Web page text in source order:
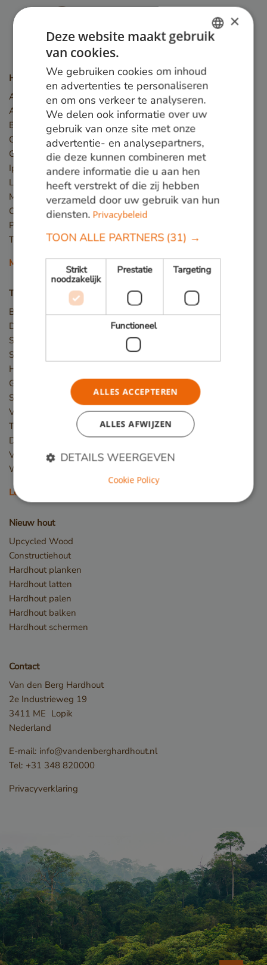
Houtsoorten
Angelim Vermelho
Azobé
Basralocus
Cumaru
Guariuba
Ipé
Louro preto
Massaranduba
Okan
Piquia
Tali
Meer houtsoorten
Toepassingen
Bruggen
Damwand / Beschoeiing
Straatmeubilair
Speeltoestellen
Hekwerk
Gevelbekleding
Steigers
Vlonder
Terras
Dakterras
Veranda
Winkelvloer en showroom
Lees meer
Nieuw hout
Upcycled Wood
Constructiehout
Hardhout planken
Hardhout latten
Hardhout palen
Hardhout balken
Hardhout schermen
Contact
Van den Berg Hardhout
2e Industrieweg 19
3411 ME Lopik
Nederland
E-mail: info@vandenberghardhout.nl
Tel: +31 348 820000
Privacyverklaring
GERMAN
ENGLISH
×
Deze website maakt gebruik
van cookies.
We gebruiken cookies om inhoud
en advertenties te personaliseren
en om ons verkeer te analyseren.
We delen ook informatie over uw
gebruik van onze site met onze
advertentie- en analysepartners,
die deze kunnen combineren met
andere informatie die u aan hen
heeft verstrekt of die zij hebben
verzameld door uw gebruik van hun
diensten. Privacybeleid
TOON ALLE PARTNERS (31) →
Strikt
noodzakelijk
Prestatie Targeting
Functioneel
ALLES ACCEPTEREN
ALLES AFWIJZEN
DETAILS WEERGEVEN
Strikt noodzakelijke cookies maken de
kernfunctionaliteiten van de website mogelijk, zoals
gebruikersaanmelding en accountbeheer. De
website kan niet goed worden gebruikt zonder de
strikt noodzakelijke cookies.
Naam
_GRECAPTCHA
_csrf
www.cavotec.com
www.vandenberghardhout.com
Cookie Policy